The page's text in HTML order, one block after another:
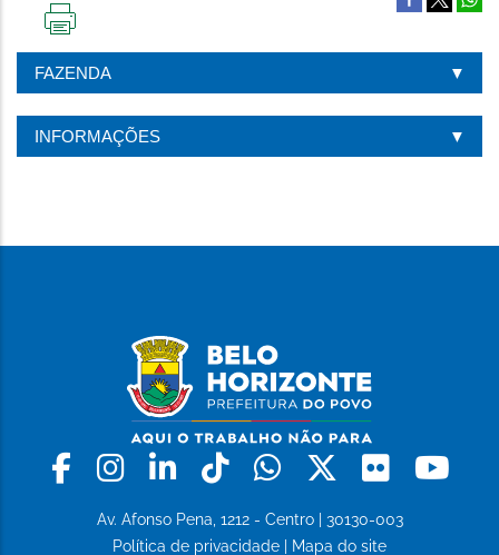
PÁGINA
FAZENDA
INFORMAÇÕES
Facebook
Instagram
LinkedinTiktokWhatsapp
X Flickr
Av. Afonso Pena, 1212 - Centro | 30130-003
Política de privacidade
Mapa do site